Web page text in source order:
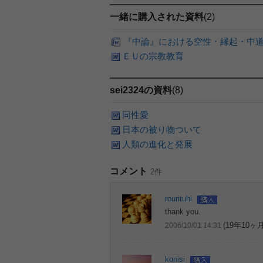
一緒に購入された資料(2)
『中論』における空性・縁起・中
ＥＵの宗教教育
sei2324の資料(8)
同性愛
日本の被り物ついて
人類の進化と発展
コメント 2件
rourituhi
thank you.
2006/10/01 14:31 (19年10ヶ
konisi